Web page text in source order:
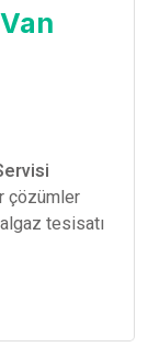
çözümler
tesisatı